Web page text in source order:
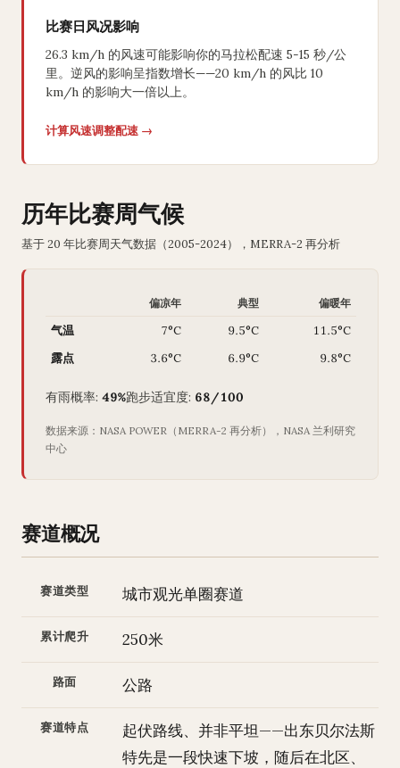
比赛日风况影响
26.3 km/h 的风速可能影响你的马拉松配速 5-15 秒/公
里。逆风的影响呈指数增长——20 km/h 的风比 10
km/h 的影响大一倍以上。
计算风速调整配速 →
历年比赛周气候
基于 20 年比赛周天气数据（2005-2024），MERRA-2 再分析
偏凉年 典型 偏暖年
气温 7°C 9.5°C
11.5°C
露点
3.6°C 6.9°C 9.8°C
有雨概率: 49%跑步适宜度: 68/100
数据来源：NASA POWER（MERRA-2 再分析），NASA 兰利研究
中心
赛道概况
赛道类型 城市观光单圈赛道
累计爬升 250米
路面 公路
赛道特点
起伏路线、并非平坦——出东贝尔法斯
特先是一段快速下坡，随后在北区、